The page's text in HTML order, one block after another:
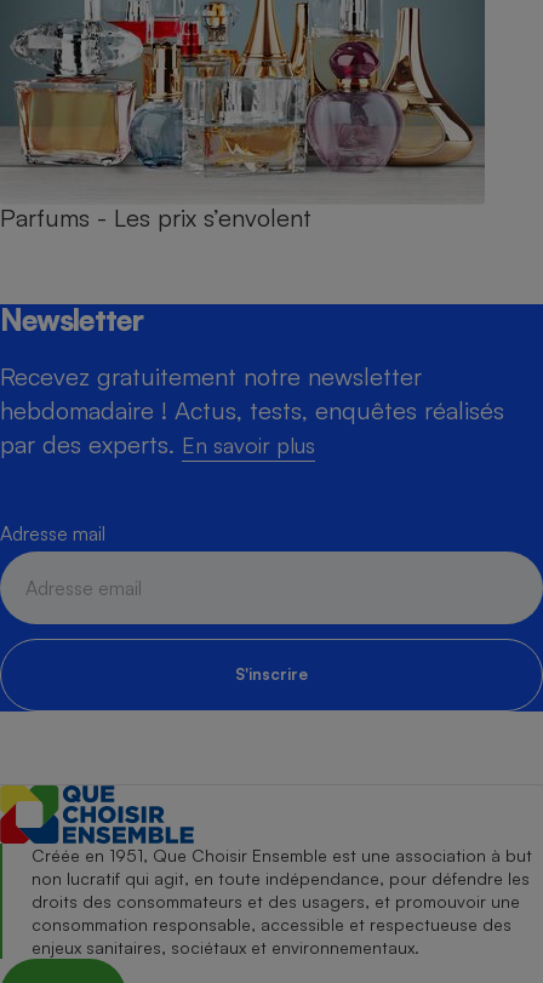
Parfums - Les prix s’envolent
Newsletter
Recevez gratuitement notre newsletter
hebdomadaire ! Actus, tests, enquêtes réalisés
par des experts. En savoir plus
Adresse mail
S'inscrire
Créée en 1951, Que Choisir Ensemble est une association à but
non lucratif qui agit, en toute indépendance, pour défendre les
droits des consommateurs et des usagers, et promouvoir une
consommation responsable, accessible et respectueuse des
enjeux sanitaires, sociétaux et environnementaux.